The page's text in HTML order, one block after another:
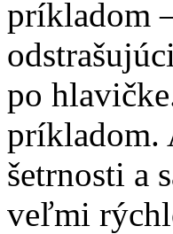
príkladom
po
príkladom.
šetrnosti a
veľmi